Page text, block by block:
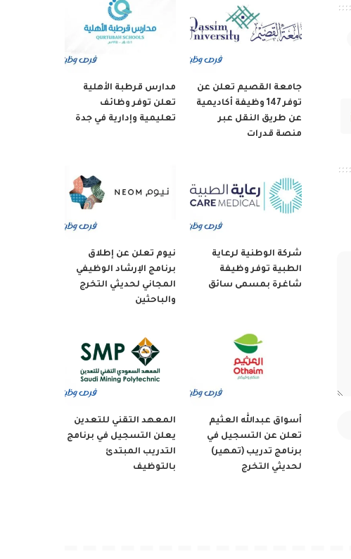
جامعة القصيم تعلن عن
توفر 147 وظيفة أكاديمية
عن طريق النقل عبر
منصة قدرات
مدارس قرطبة الأهلية
تعلن توفر وظائف
تعليمية وإدارية في جدة
شركة الوطنية لرعاية
الطبية توفر وظيفة
شاغرة بمسمى سائق
نيوم تعلن عن إطلاق
برنامج الإرشاد الوظيفي
المجاني لحديثي التخرج
والباحثين
أسواق عبدالله العثيم
تعلن عن التسجيل في
برنامج تدريب (تمهير)
لحديثي التخرج
المعهد التقني للتعدين
يعلن التسجيل في برنامج
التدريب المبتدئ
بالتوظيف